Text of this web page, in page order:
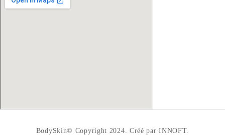
BodySkin© Copyright 2024. Créé par INNOFT.